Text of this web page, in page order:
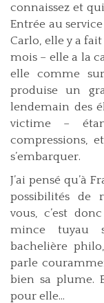
connaissez et
Entrée au
Carlo, elle y a
mois – elle a la
elle comme
produise un
lendemain des
victime –
compressions,
s’embarquer.
J’ai pensé qu’à
possibilités de
vous, c’est
mince tuyau
bachelière
parle
bien sa plume.
pour elle…